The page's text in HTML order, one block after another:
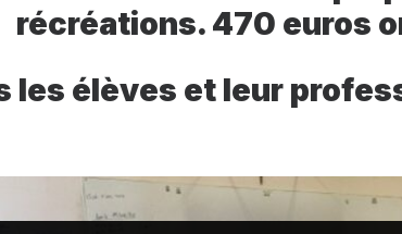
récréations. 470 euros
les élèves et leur